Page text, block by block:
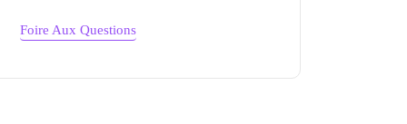
Foire Aux Questions